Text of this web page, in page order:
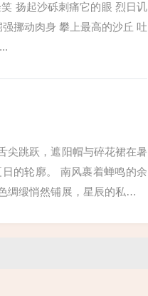
扬起沙砾刺痛它的眼 烈日讥
挪动肉身 攀上最高的沙丘 吐
尖跳跃，遮阳帽与碎花裙在暑
的轮廓。 南风裹着蝉鸣的余
缎悄然铺展，星辰的私语在